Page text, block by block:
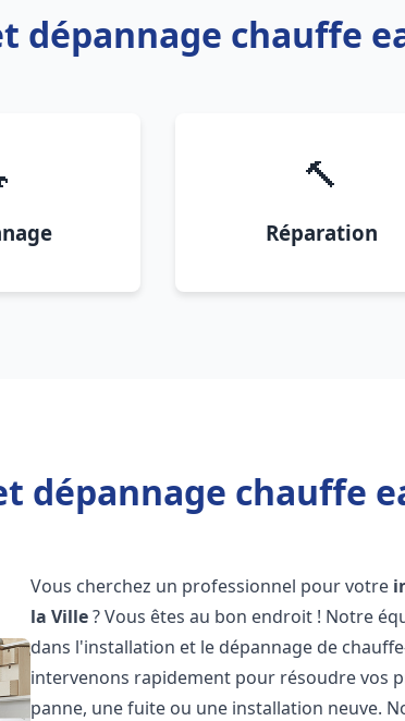
dépannage chauffe
🔨
Réparation
dépannage chauffe
Vous cherchez un professionnel pour votre
la Ville? Vous êtes au bon endroit ! Notre
dans l'installation et le dépannage de
intervenons rapidement pour résoudre vos
panne, une fuite ou une installation neuve.